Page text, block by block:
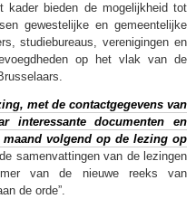
kader bieden de mogelijkheid tot
gewestelijke en gemeentelijke
studiebureaus, verenigingen en
op het vlak van de
met de contactgegevens van
interessante documenten en
volgend op de lezing op
samenvattingen van de lezingen
van de nieuwe reeks van
de orde”.